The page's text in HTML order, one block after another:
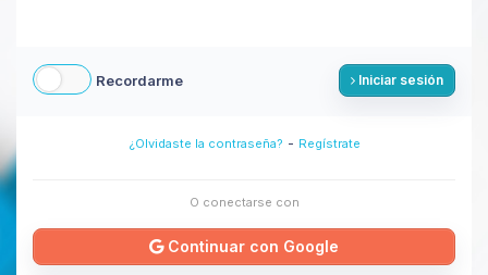
Recordarme Iniciar sesión
¿Olvidaste la contraseña? - Regístrate
O conectarse con
Continuar con Google